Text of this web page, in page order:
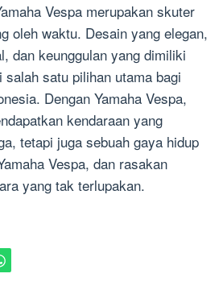
Vespa merupakan skuter
oleh waktu. Desain yang elegan,
dan keunggulan yang dimiliki
salah satu pilihan utama bagi
Dengan Yamaha Vespa,
kendaraan yang
tetapi juga sebuah gaya hidup
Vespa, dan rasakan
yang tak terlupakan.